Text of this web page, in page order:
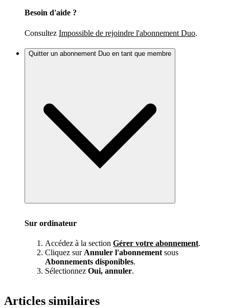
Besoin d'aide ?
Consultez Impossible de rejoindre l'abonnement Duo.
Quitter un abonnement Duo en tant que membre
Sur ordinateur
Accédez à la section Gérer votre abonnement.
Cliquez sur Annuler l'abonnement sous
Abonnements disponibles.
Sélectionnez Oui, annuler.
Articles similaires